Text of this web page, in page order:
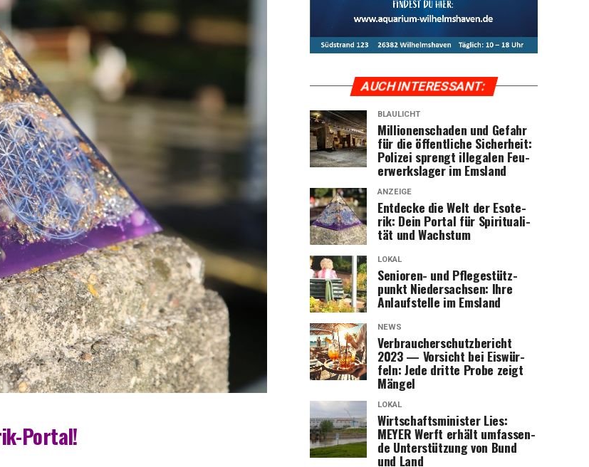
Portal!
AUCH INTER­ES­SANT:
BLAULICHT
Mil­lio­nen­scha­den und Gefahr
für die öffent­li­che Sicher­heit:
Poli­zei sprengt ille­ga­len Feu­
er­werks­la­ger im Emsland
ANZEIGE
Ent­de­cke die Welt der Eso­te­
rik: Dein Por­tal für Spi­ri­tua­li­
tät und Wachstum
LOKAL
Senio­ren- und Pfle­ge­stütz­
punkt Nie­der­sach­sen: Ihre
Anlauf­stel­le im Emsland
NEWS
Ver­brau­cher­schutz­be­richt
2023 — Vor­sicht bei Eis­wür­
feln: Jede drit­te Pro­be zeigt
Mängel
LOKAL
Wirt­schafts­mi­nis­ter Lies:
MEYER Werft erhält umfas­sen­
de Unter­stüt­zung von Bund
und Land